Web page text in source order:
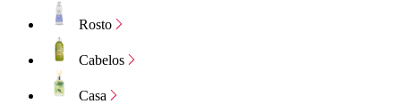
Rosto
Cabelos
Casa